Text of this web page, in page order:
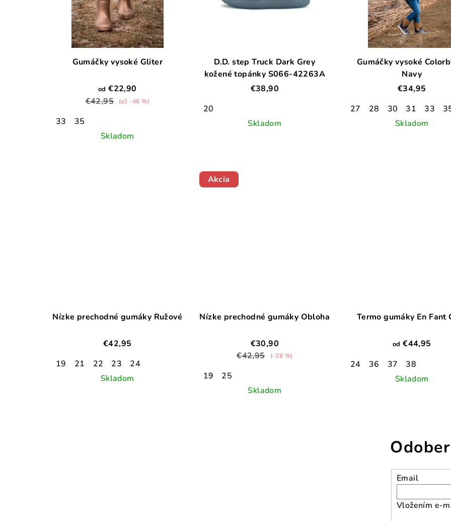
Gumáčky vysoké Gliter
od €22,90
€42,95
(až –46 %)
33
35
Skladom
D.D. step Truck Dark Grey
kožené topánky S066-42263A
€38,90
20
Skladom
Gumáčky vysoké
Navy
€34,95
27
28 30 31 33
Skladom
Nízke prechodné gumáky Ružové
€42,95
19
21 22 23
24
Skladom
Akcia
Nízke prechodné gumáky Obloha
€30,90
€42,95
(–28 %)
19
25
Skladom
Termo gumáky En Fant
od €44,95
24
36 37
38
Skladom
Email
Vložením e-